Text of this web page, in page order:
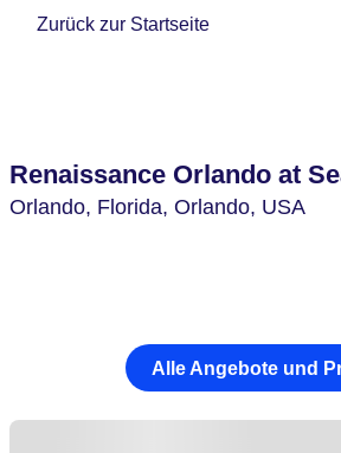
Zurück zur Startseite
Renaissance Orlando at
Orlando, Florida, Orlando, USA
Alle Angebote und